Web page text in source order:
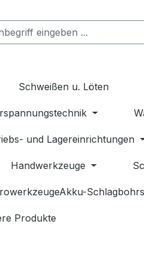
Schweißen u. Löten
und Lagereinrichtungen
Handwerkzeuge
Produkte